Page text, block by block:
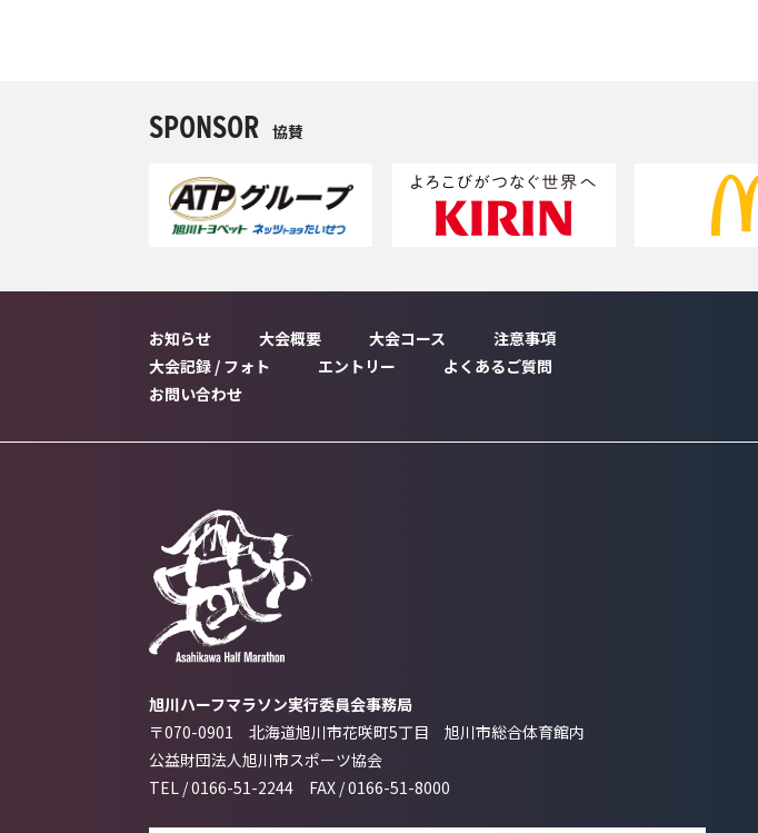
SPONSOR 協賛
お知らせ
INRORMATION
大会概要
OUTLINE
大会コース
COURSE
注意事項
ATTENTION
大会記録 / フォト
RECORD & GALLERY
エントリー よくあるご質問
お問い合わせ
旭川ハーフマラソン実行委員会事務局
〒070-0901 北海道旭川市花咲町5丁目旭川市総合体育館内
公益財団法人旭川市スポーツ協会
TEL /0166-51-2244 FAX /0166-51-8000